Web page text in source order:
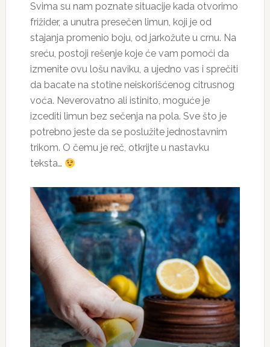
Svima su nam poznate situacije kada otvorimo
frižider, a unutra presečen limun, koji je od
stajanja promenio boju, od jarkožute u crnu. Na
sreću, postoji rešenje koje će vam pomoći da
izmenite ovu lošu naviku, a ujedno vas i sprečiti
da bacate na stotine neiskorišćenog citrusnog
voća. Neverovatno ali istinito, moguće je
izcediti limun bez sečenja na pola. Sve što je
potrebno jeste da se poslužite jednostavnim
trikom. O čemu je reč, otkrijte u nastavku
teksta…